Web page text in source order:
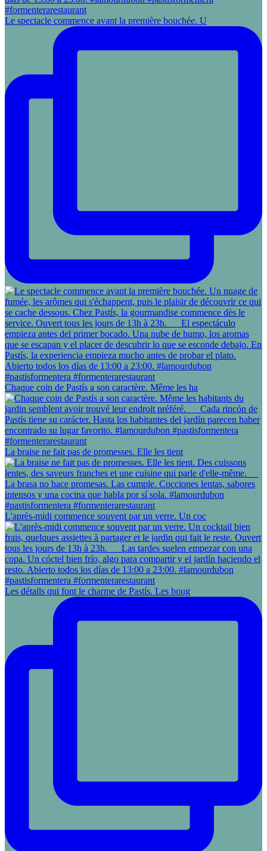
Le spectacle commence avant la première bouchée. U
Chaque coin de Pastís a son caractère. Même les ha
La braise ne fait pas de promesses. Elle les tient
L'après-midi commence souvent par un verre. Un coc
Les détails qui font le charme de Pastís. Les boug